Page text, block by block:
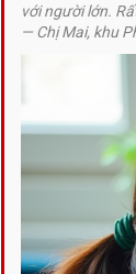
với người lớn.
— Chị Mai, khu